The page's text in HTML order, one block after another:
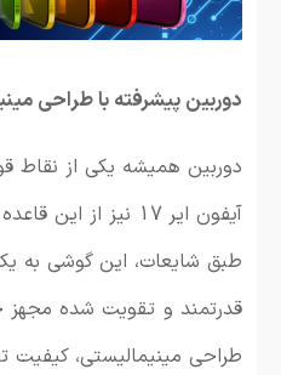
دوربین پیشرفته با طراحی
دوربین همیشه یکی از نقاط
آیفون ایر 17 نیز از
طبق شایعات، این گوشی به
قدرتمند و تقویت شده مجهز
طراحی مینیمالیستی، کیفیت